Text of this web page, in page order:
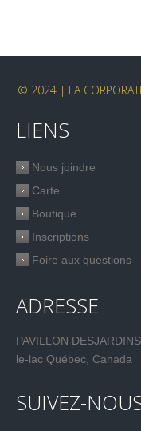
© 2024 | LA
LIENS
Nous joindre
Carte
Boutique
Inscriptions
Foire aux questions
ADRESSE
PAVILLON
le-lac Québec, Canada
SUIVEZ-